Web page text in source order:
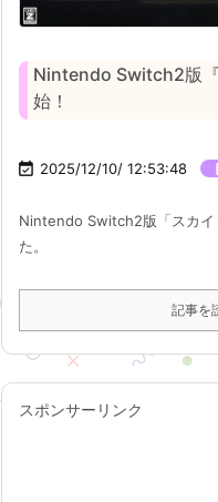
Nintendo Switch2版
始！
 2025/12/10/ 12:53:48
Nintendo Switch2版「スカイ
た。
記事を
スポンサーリンク